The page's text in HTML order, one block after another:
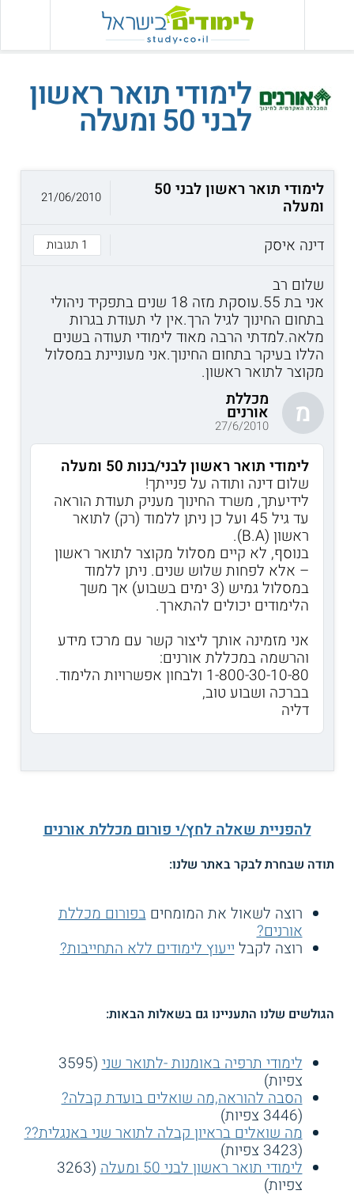
לימודי תואר ראשון
לבני 50 ומעלה
לימודי תואר ראשון לבני 50
ומעלה
דינה איסק
1 תגובות
21/06/2010
שלום רב
אני בת 55.עוסקת מזה 18 שנים בתפקיד ניהולי
בתחום החינוך לגיל הרך.אין לי תעודת בגרות
מלאה.למדתי הרבה מאוד לימודי תעודה בשנים
הללו בעיקר בתחום החינוך.אני מעוניינת במסלול
מקוצר לתואר ראשון.
מ מכללת
אורנים
27/6/2010
לימודי תואר ראשון לבני/בנות 50 ומעלה
שלום דינה ותודה על פנייתך!
לידיעתך, משרד החינוך מעניק תעודת הוראה
עד גיל 45 ועל כן ניתן ללמוד (רק) לתואר
ראשון (B.A).
בנוסף, לא קיים מסלול מקוצר לתואר ראשון
– אלא לפחות שלוש שנים. ניתן ללמוד
במסלול גמיש (3 ימים בשבוע) אך משך
הלימודים יכולים להתארך.
אני מזמינה אותך ליצור קשר עם מרכז מידע
והרשמה במכללת אורנים:
1-800-30-10-80 ולבחון אפשרויות הלימוד.
בברכה ושבוע טוב,
דליה
להפניית שאלה לחץ/י פורום מכללת אורנים
תודה שבחרת לבקר באתר שלנו:
רוצה לשאול את המומחיםבפורום מכללת
אורנים?
רוצה לקבלייעוץ לימודים ללא התחייבות?
הגולשים שלנו התעניינו גם בשאלות הבאות:
לימודי תרפיה באומנות -לתואר שני (3595
צפיות)
הסבה להוראה,מה שואלים בועדת קבלה?
(3446 צפיות)
מה שואלים בראיון קבלה לתואר שני באנגלית??
(3423 צפיות)
לימודי תואר ראשון לבני 50 ומעלה (3263
צפיות)